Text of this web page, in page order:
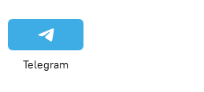
Telegram